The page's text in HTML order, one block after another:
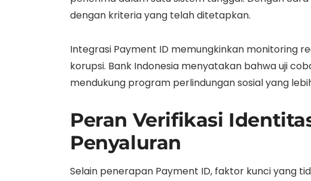
dengan kriteria yang telah ditetapkan.
Integrasi Payment ID memungkinkan monitoring
korupsi. Bank Indonesia menyatakan bahwa uji
mendukung program perlindungan sosial yang
Peran Verifikasi
Penyaluran
Selain penerapan Payment ID, faktor kunci yang